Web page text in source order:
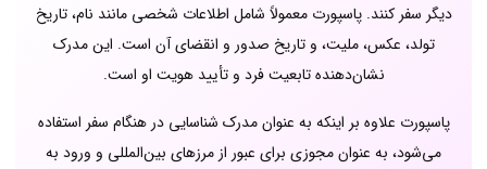
دیگر سفر کنند. پاسپورت معمولاً شامل اطلاعات شخصی مانند نام، تاریخ
تولد، عکس، ملیت، و تاریخ صدور و انقضای آن است. این مدرک
نشان‌دهنده تابعیت فرد و تأیید هویت او است.
پاسپورت علاوه بر اینکه به عنوان مدرک شناسایی در هنگام سفر استفاده
می‌شود، به عنوان مجوزی برای عبور از مرزهای بین‌المللی و ورود به